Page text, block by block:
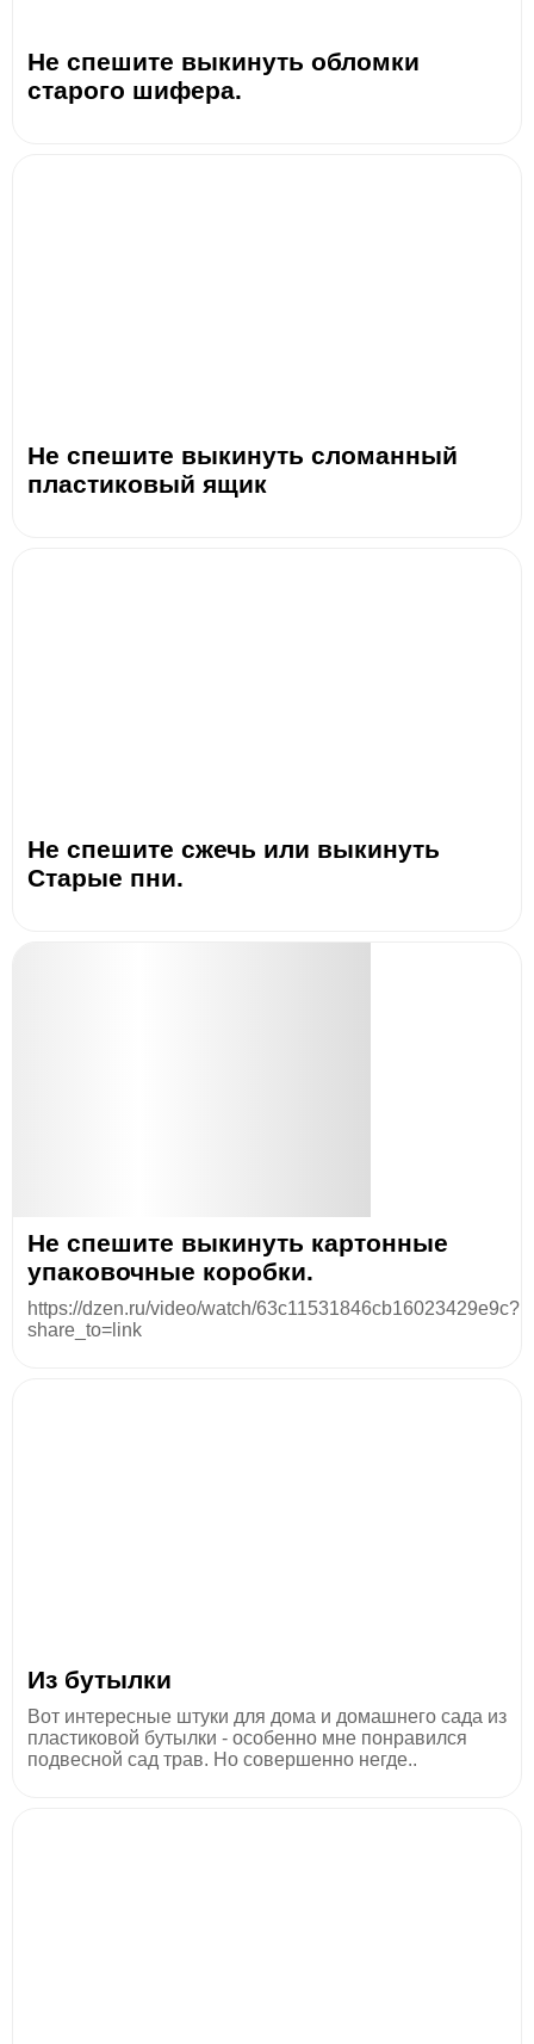
Не спешите выкинуть обломки
старого шифера.
Не спешите выкинуть сломанный
пластиковый ящик
Не спешите сжечь или выкинуть
Старые пни.
Не спешите выкинуть картонные
упаковочные коробки.
https://dzen.ru/video/watch/63c11531846cb16023429e9c?
share_to=link
Из бутылки
Вот интересные штуки для дома и домашнего сада из
пластиковой бутылки - особенно мне понравился
подвесной сад трав. Но совершенно негде..